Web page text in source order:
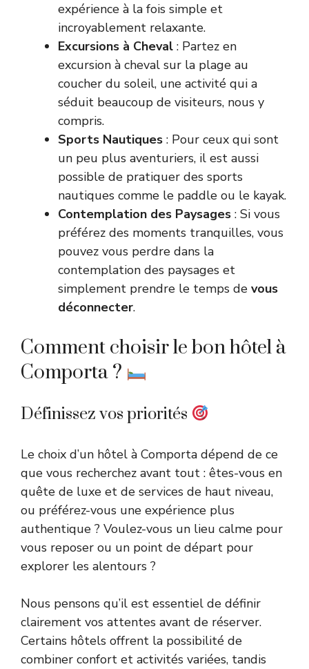
expérience à la fois simple et
incroyablement relaxante.
Excursions à Cheval : Partez en
excursion à cheval sur la plage au
coucher du soleil, une activité qui a
séduit beaucoup de visiteurs, nous y
compris.
Sports Nautiques : Pour ceux qui sont
un peu plus aventuriers, il est aussi
possible de pratiquer des sports
nautiques comme le paddle ou le kayak.
Contemplation des Paysages : Si vous
préférez des moments tranquilles, vous
pouvez vous perdre dans la
contemplation des paysages et
simplement prendre le temps de vous
déconnecter.
Comment choisir le bon hôtel à
Comporta ?
Définissez vos priorités
Le choix d’un hôtel à Comporta dépend de ce
que vous recherchez avant tout : êtes-vous en
quête de luxe et de services de haut niveau,
ou préférez-vous une expérience plus
authentique ? Voulez-vous un lieu calme pour
vous reposer ou un point de départ pour
explorer les alentours ?
Nous pensons qu’il est essentiel de définir
clairement vos attentes avant de réserver.
Certains hôtels offrent la possibilité de
combiner confort et activités variées, tandis